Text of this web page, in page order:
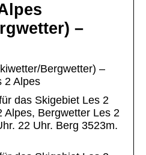
–
Bergwetter) –
2 Alpes
das Skigebiet Les 2
Alpes, Bergwetter Les 2
22 Uhr. Berg 3523m.